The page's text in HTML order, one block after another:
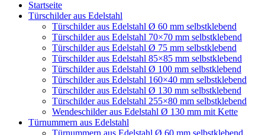
Startseite
Türschilder aus Edelstahl
Türschilder aus Edelstahl Ø 60 mm selbstklebend
Türschilder aus Edelstahl 70×70 mm selbstklebend
Türschilder aus Edelstahl Ø 75 mm selbstklebend
Türschilder aus Edelstahl 85×85 mm selbstklebend
Türschilder aus Edelstahl Ø 100 mm selbstklebend
Türschilder aus Edelstahl 160×40 mm selbstklebend
Türschilder aus Edelstahl Ø 130 mm selbstklebend
Türschilder aus Edelstahl 255×80 mm selbstklebend
Wendeschilder aus Edelstahl Ø 130 mm mit Kette
Türnummern aus Edelstahl
Türnummern aus Edelstahl Ø 60 mm selbstklebend